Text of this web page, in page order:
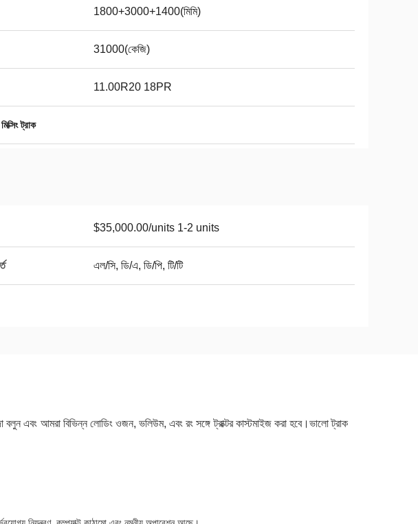
1800+3000+1400(মিমি)
31000(কেজি)
11.00R20 18PR
ট্রাক
$35,000.00/units 1-2 units
এল/সি, ডি/এ, ডি/পি, টি/টি
এবং আমরা বিভিন্ন লোডিং ওজন, ভলিউম, এবং রং সঙ্গে ট্রাক্টর কাস্টমাইজ করা হবে।ভালো ট্রাক